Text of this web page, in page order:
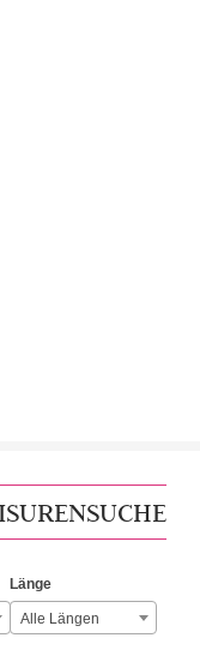
Länge
Alle Längen